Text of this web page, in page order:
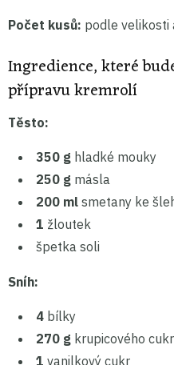
Počet kusů: podle velikosti
Ingredience, které
přípravu kremrolí
Těsto:
350 g hladké mouky
250 g másla
200 ml smetany ke
1 žloutek
špetka soli
Sníh:
4 bílky
270 g krupicového
1 vanilkový cukr